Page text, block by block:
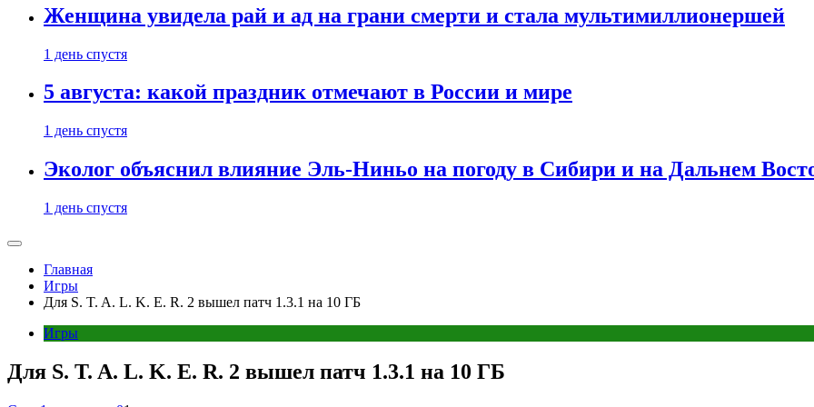
Женщина увидела рай и ад на грани смерти и стала мультимиллионершей
1 день спустя
5 августа: какой праздник отмечают в России и мире
1 день спустя
Эколог объяснил влияние Эль-Ниньо на погоду в Сибири и на Дальнем
1 день спустя
Главная
Игры
Для S. T. A. L. K. E. R. 2 вышел патч 1.3.1 на 10 ГБ
Игры
Для S. T. A. L. K. E. R. 2 вышел патч 1.3.1 на 10 ГБ